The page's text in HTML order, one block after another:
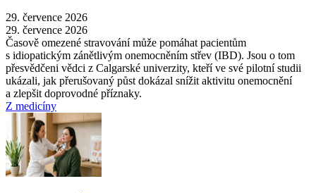
29. července 2026
29. července 2026
Časově omezené stravování může pomáhat pacientům
s idiopatickým zánětlivým onemocněním střev (IBD). Jsou o tom
přesvědčeni vědci z Calgarské univerzity, kteří ve své pilotní studii
ukázali, jak přerušovaný půst dokázal snížit aktivitu onemocnění
a zlepšit doprovodné příznaky.
Z medicíny